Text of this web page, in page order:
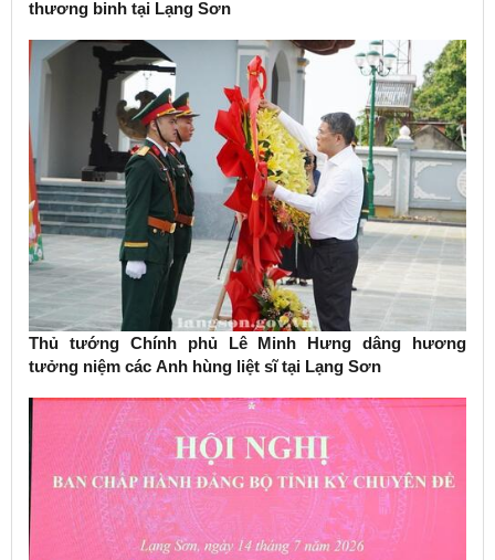
thương binh tại Lạng Sơn
Thủ tướng Chính phủ Lê Minh Hưng dâng hương
tưởng niệm các Anh hùng liệt sĩ tại Lạng Sơn